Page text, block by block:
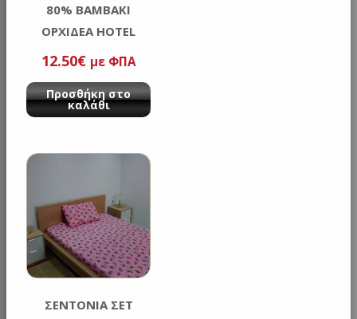
80% ΒΑΜΒΑΚΙ
ΟΡΧΙΔΕΑ HOTEL
12.50€ με ΦΠΑ
Προσθήκη στο
καλάθι
ΣΕΝΤΟΝΙΑ ΣΕΤ